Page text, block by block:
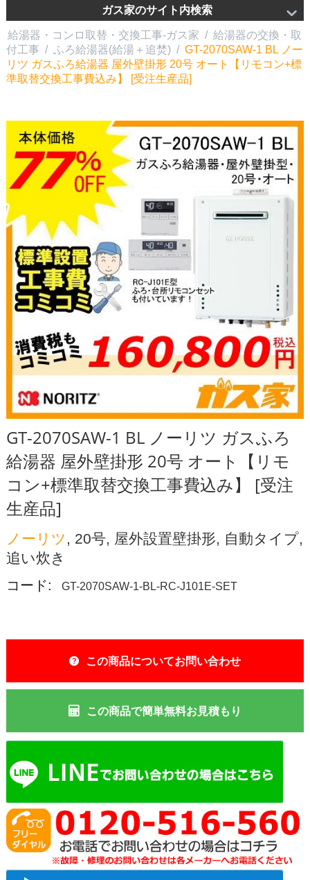
ガス家のサイト内検索
給湯器・コンロ取替・交換工事-ガス家 / 給湯器の交換・取
付工事 / ふろ給湯器(給湯＋追焚) / GT-2070SAW-1 BL ノー
リツ ガスふろ給湯器 屋外壁掛形 20号 オート【リモコン+標
準取替交換工事費込み】 [受注生産品]
GT-2070SAW-1 BL ノーリツ ガスふろ
給湯器 屋外壁掛形 20号 オート【リモ
コン+標準取替交換工事費込み】 [受注
生産品]
ノーリツ , 20号, 屋外設置壁掛形, 自動タイプ,
追い炊き
コード: GT-2070SAW-1-BL-RC-J101E-SET
この商品についてお問い合わせ
この商品で簡単無料お見積もり